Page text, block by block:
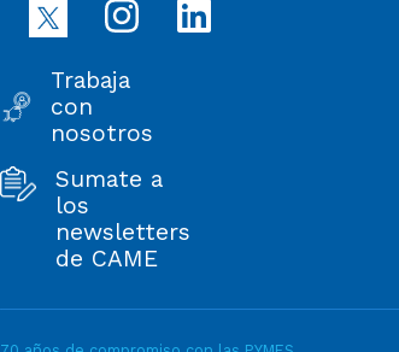
Trabaja
con
nosotros
Sumate a
los
newsletters
de CAME